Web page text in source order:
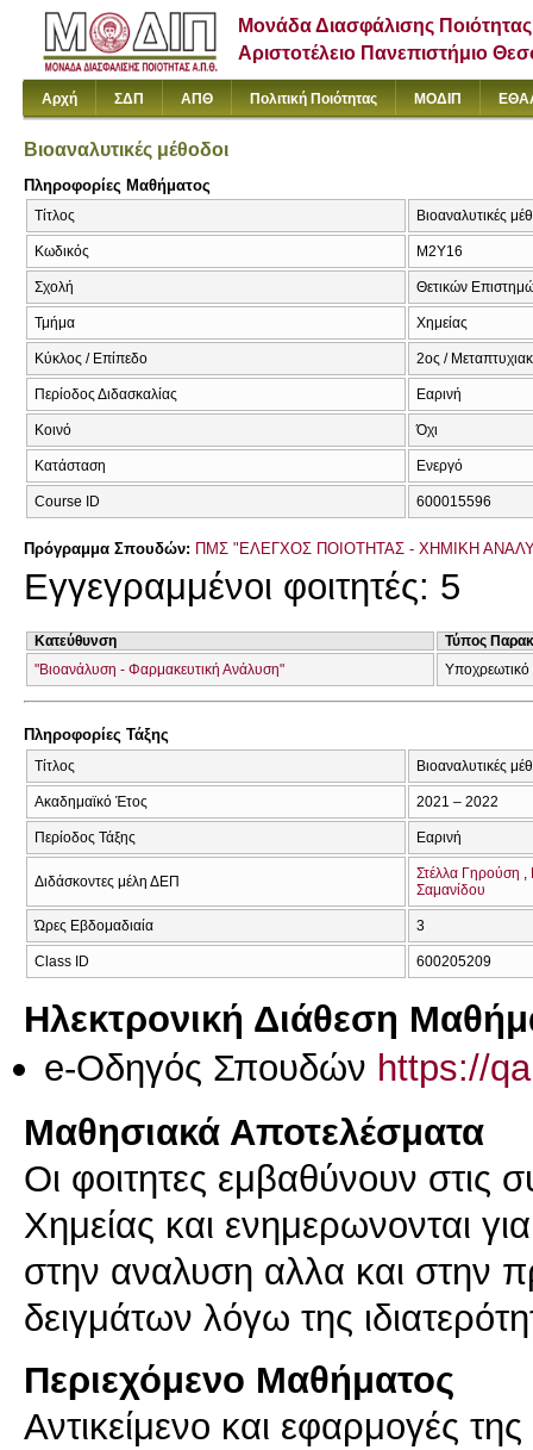
Μονάδα Διασφάλισης Ποιότητας
Αριστοτέλειο Πανεπιστήμιο
Αρχή ΣΔΠ ΑΠΘ Πολιτική Ποιότητας ΜΟΔΙΠ
Βιοαναλυτικές μέθοδοι
Πληροφορίες Μαθήματος
Τίτλος Βιοαναλυτικές
Κωδικός Μ2Υ16
Σχολή Θετικών
Τμήμα Χημείας
Κύκλος / Επίπεδο 2ος /
Περίοδος Διδασκαλίας Εαρινή
Κοινό Όχι
Κατάσταση Ενεργό
Course ID 600015596
Πρόγραμμα Σπουδών: ΠΜΣ "ΕΛΕΓΧΟΣ ΠΟΙΟΤΗΤΑΣ - ΧΗΜΙΚΗ
Εγγεγραμμένοι φοιτητές: 5
Κατεύθυνση
Τύπος
"Βιοανάλυση - Φαρμακευτική Ανάλυση"
Υποχρεωτικό
Πληροφορίες Τάξης
Τίτλος Βιοαναλυτικές
Ακαδημαϊκό Έτος 2021 – 2022
Περίοδος Τάξης Εαρινή
Διδάσκοντες μέλη ΔΕΠ Στέλλα Γηρούση
Σαμανίδου
Ώρες Εβδομαδιαία 3
Class ID 600205209
Ηλεκτρονική Διάθεση
e-Οδηγός Σπουδών https://
Μαθησιακά Αποτελέσματα
Οι φοιτητες εμβαθύνουν στις
Χημείας και ενημερωνονται
στην αναλυση αλλα και στην
δειγμάτων λόγω της
Περιεχόμενο Μαθήματος
Αντικείμενο και εφαρμογές